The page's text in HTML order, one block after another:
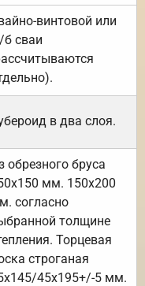
винтовой или
сваи
в два слоя.
обрезного бруса
мм. 150х200
согласно
толщине
Торцевая
строганая
45х195+/-5 мм.